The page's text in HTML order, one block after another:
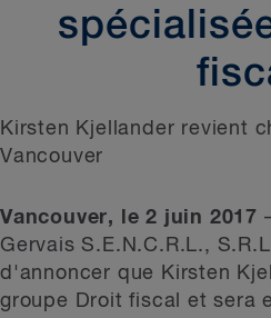
Kirsten Kjellander revient
Vancouver
Vancouver, le 2 juin 2017
Gervais S.E.N.C.R.L.,
d'annoncer que Kirsten
groupe Droit fiscal et sera